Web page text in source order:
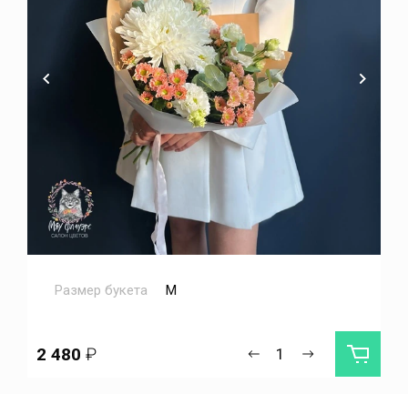
Размер букета M
2 480 ₽